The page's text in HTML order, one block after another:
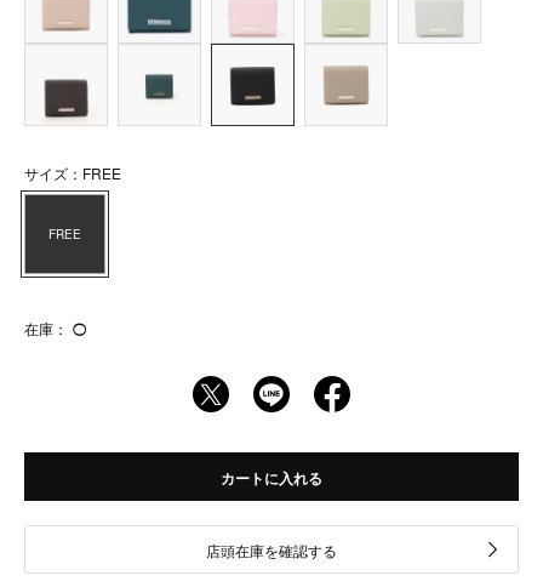
サイズ：FREE
FREE
在庫： ◯
カートに入れる
店頭在庫を確認する